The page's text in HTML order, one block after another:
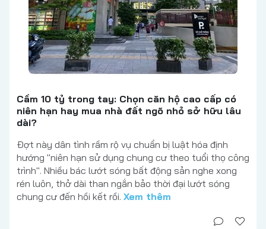
Cầm 10 tỷ trong tay: Chọn căn hộ cao cấp có
niên hạn hay mua nhà đất ngõ nhỏ sở hữu lâu
dài?
Đợt này dân tình rầm rộ vụ chuẩn bị luật hóa định
hướng "niên hạn sử dụng chung cư theo tuổi thọ công
trình". Nhiều bác lướt sóng bất động sản nghe xong
rén luôn, thở dài than ngắn bảo thời đại lướt sóng
chung cư đến hồi kết rồi. Xem thêm